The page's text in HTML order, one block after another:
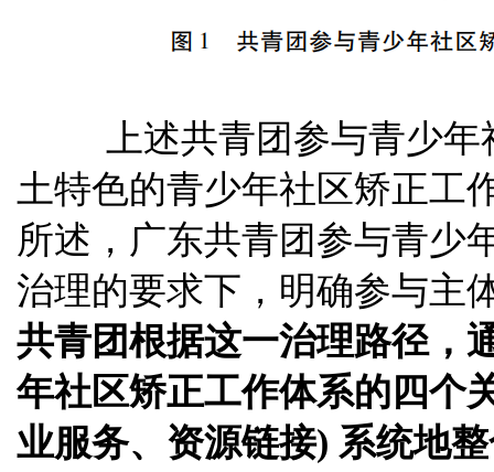
上述共青团参与青少年
土特色的青少年社区矫正工
所述 ，广东共青团参与青少
治理的要求下，明确参与主
共青团根据这一治理路径，
年社区矫正工作体系的 四个
业服务、 资源链接) 系统地